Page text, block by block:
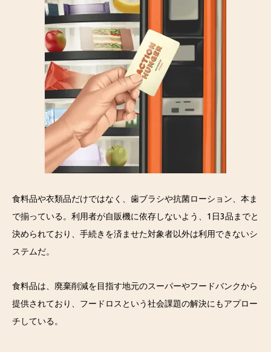
食料品や衣類品だけではなく、歯ブラシや抗菌ローション、本ま
で揃っている。利用者が自販機に依存しないよう、1日3品までと
決められており、手続きを済ませた対象者以外は利用できないシ
ステムだ。
食料品は、廃棄削減を目指す地元のスーパーやフードバンクから
提供されており、フードロスという社会課題の解決にもアプロー
チしている。